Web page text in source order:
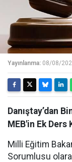
Yayınlanma: 08/08/
Danıştay’dan
MEB'in Ek Ders
Milli Eğitim
Sorumlusu